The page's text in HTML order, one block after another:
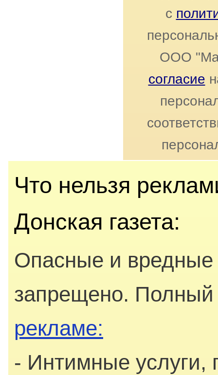
с
ООО
согласие
Что нельзя
Донская газета:
Опасные и вредные
запрещено. Полный
рекламе:
- Интимные услуги,